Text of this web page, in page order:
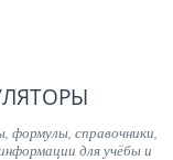
формулы, справочники,
для учёбы и